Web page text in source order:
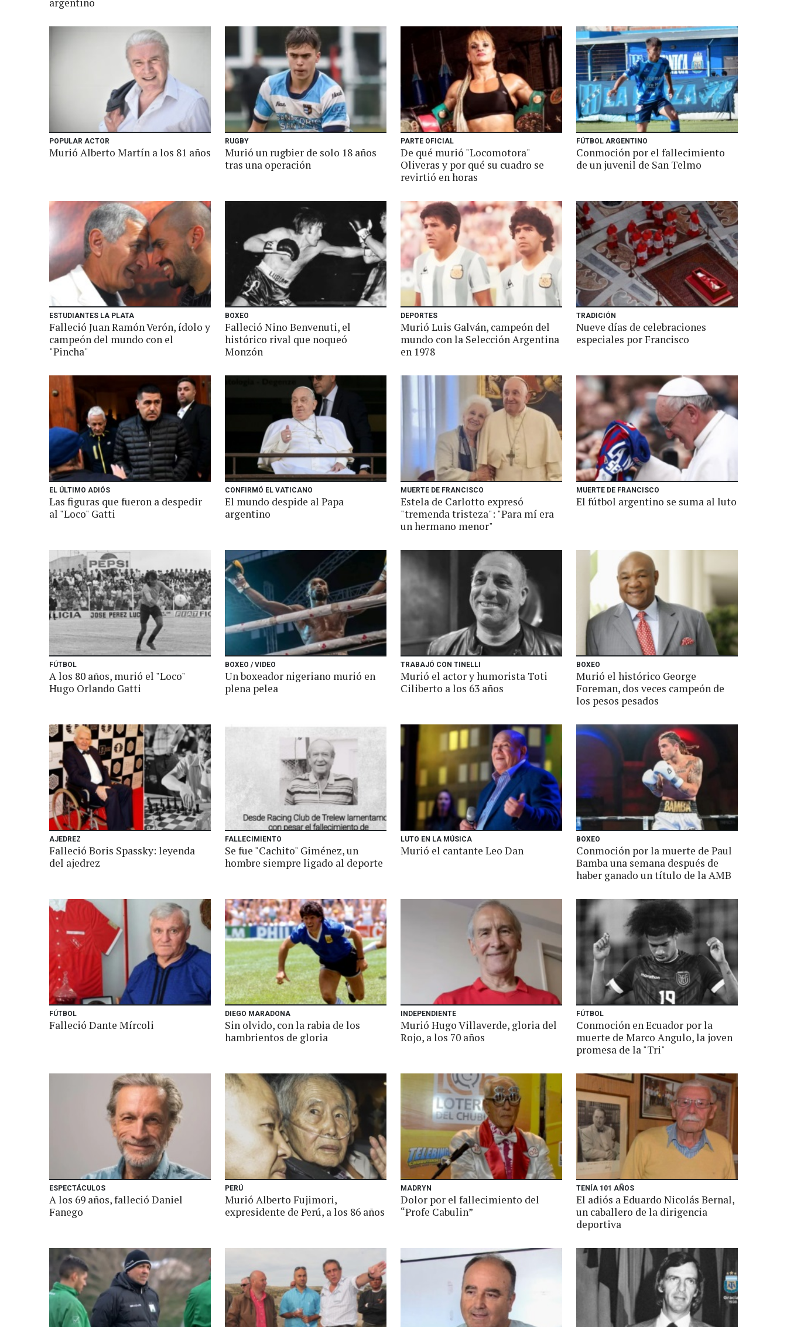
POPULAR ACTOR
Murió Alberto Martín a los 81 años
RUGBY
Murió un rugbier de solo 18 años
tras una operación
PARTE OFICIAL
De qué murió "Locomotora"
Oliveras y por qué su cuadro se
revirtió en horas
FÚTBOL ARGENTINO
Conmoción por el fallecimiento
de un juvenil de San Telmo
ESTUDIANTES LA PLATA
Falleció Juan Ramón Verón, ídolo y
campeón del mundo con el
"Pincha"
BOXEO
Falleció Nino Benvenuti, el
histórico rival que noqueó
Monzón
DEPORTES
Murió Luis Galván, campeón del
mundo con la Selección Argentina
en 1978
TRADICIÓN
Nueve días de celebraciones
especiales por Francisco
EL ÚLTIMO ADIÓS
Las figuras que fueron a despedir
al "Loco" Gatti
CONFIRMÓ EL VATICANO
El mundo despide al Papa
argentino
MUERTE DE FRANCISCO
Estela de Carlotto expresó
"tremenda tristeza": "Para mí era
un hermano menor"
MUERTE DE FRANCISCO
El fútbol argentino se suma al luto
FÚTBOL
A los 80 años, murió el "Loco"
Hugo Orlando Gatti
BOXEO / VIDEO
Un boxeador nigeriano murió en
plena pelea
TRABAJÓ CON TINELLI
Murió el actor y humorista Toti
Ciliberto a los 63 años
BOXEO
Murió el histórico George
Foreman, dos veces campeón de
los pesos pesados
AJEDREZ
Falleció Boris Spassky: leyenda
del ajedrez
FALLECIMIENTO
Se fue "Cachito" Giménez, un
hombre siempre ligado al deporte
LUTO EN LA MÚSICA
Murió el cantante Leo Dan
BOXEO
Conmoción por la muerte de Paul
Bamba una semana después de
haber ganado un título de la AMB
FÚTBOL
Falleció Dante Mírcoli
DIEGO MARADONA
Sin olvido, con la rabia de los
hambrientos de gloria
INDEPENDIENTE
Murió Hugo Villaverde, gloria del
Rojo, a los 70 años
FÚTBOL
Conmoción en Ecuador por la
muerte de Marco Angulo, la joven
promesa de la "Tri"
ESPECTÁCULOS
A los 69 años, falleció Daniel
Fanego
PERÚ
Murió Alberto Fujimori,
expresidente de Perú, a los 86 años
MADRYN
Dolor por el fallecimiento del
“Profe Cabulin”
TENÍA 101 AÑOS
El adiós a Eduardo Nicolás Bernal,
un caballero de la dirigencia
deportiva